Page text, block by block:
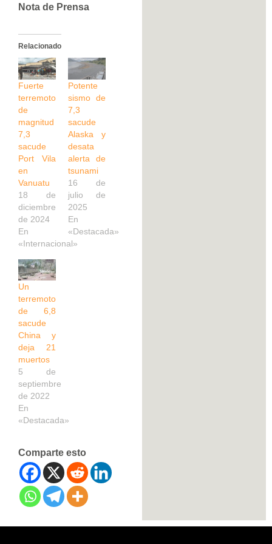
Nota de Prensa
Relacionado
Fuerte
terremoto
de
magnitud
7,3
sacude
Port Vila
en
Vanuatu
18 de
diciembre
de 2024
En
«Internacional»
Potente
sismo de
7,3
sacude
Alaska y
desata
alerta de
tsunami
16 de
julio de
2025
En
«Destacada»
Un
terremoto
de 6,8
sacude
China y
deja 21
muertos
5 de
septiembre
de 2022
En
«Destacada»
Comparte esto